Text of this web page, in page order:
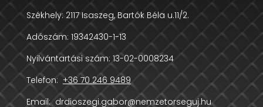
Székhely: 2117 Isaszeg, Bartók Béla u.11/2.
Adószám: 19342430-1-13
Nyilvántartási szám: 13-02-0008234
Telefon: +36 70 246 9489
Email:drdioszegi.gabor@nemzetorseguj.hu